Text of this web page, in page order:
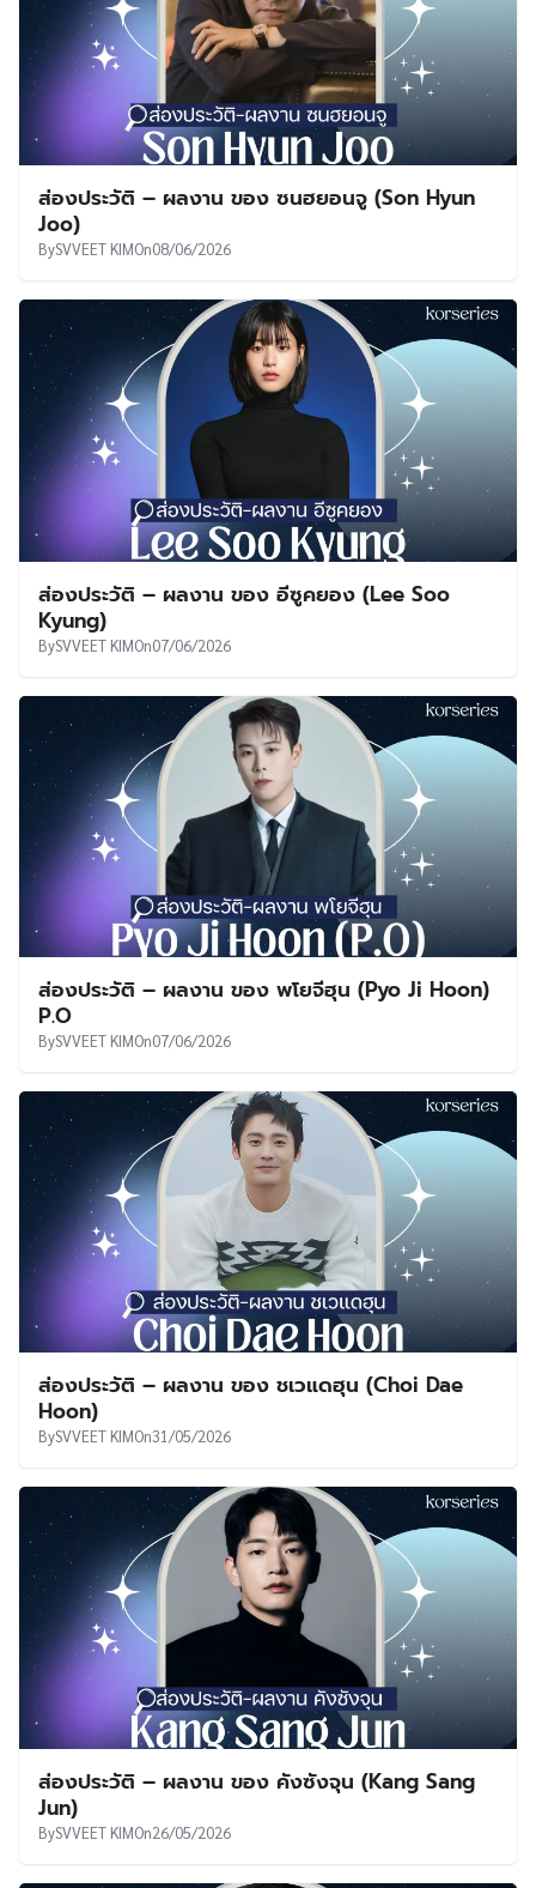
ส่องประวัติ – ผลงาน ของ ซนฮยอนจู (Son Hyun
Joo)
BySVVEET KIMOn08/06/2026
ส่องประวัติ – ผลงาน ของ อีซูคยอง (Lee Soo
Kyung)
BySVVEET KIMOn07/06/2026
ส่องประวัติ – ผลงาน ของ พโยจีฮุน (Pyo Ji Hoon)
P.O
BySVVEET KIMOn07/06/2026
ส่องประวัติ – ผลงาน ของ ชเวแดฮุน (Choi Dae
Hoon)
BySVVEET KIMOn31/05/2026
ส่องประวัติ – ผลงาน ของ คังซังจุน (Kang Sang
Jun)
BySVVEET KIMOn26/05/2026